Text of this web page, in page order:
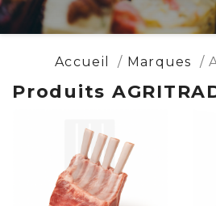
Accueil Marques
Produits